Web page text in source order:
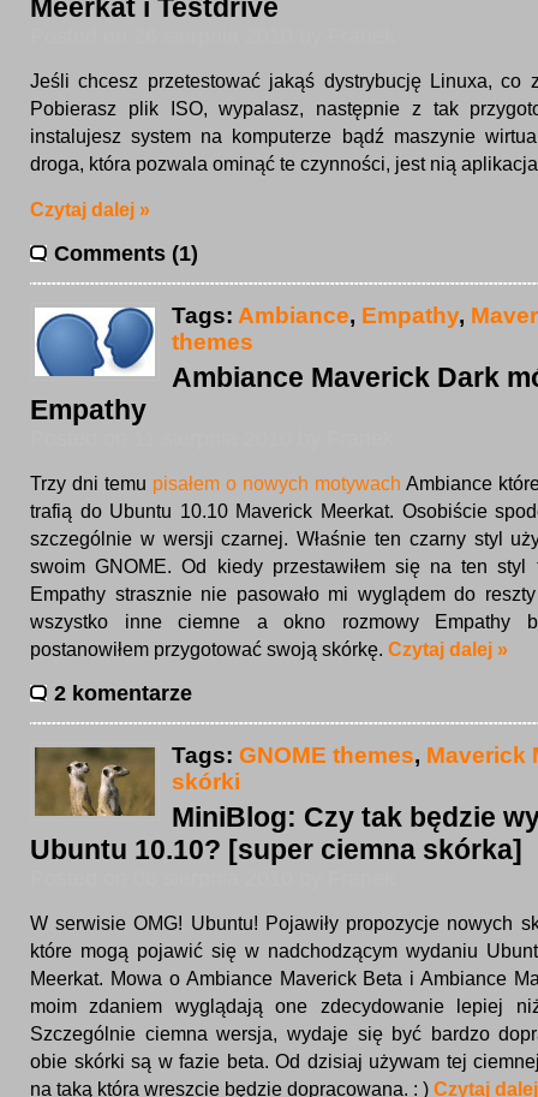
Meerkat i Testdrive
Jeśli chcesz przetestować jakąś dystrybucję Linuxa, co
Pobierasz plik ISO, wypalasz, następnie z tak
instalujesz system na komputerze bądź maszynie
droga, która pozwala ominąć te czynności, jest nią
Czytaj dalej »
Comments (1)
Tags: Ambiance, Empathy,
themes
Ambiance Maverick Dark
Empathy
Trzy dni temu pisałem o nowych motywach Ambiance
trafią do Ubuntu 10.10 Maverick Meerkat. Osobiście
szczególnie w wersji czarnej. Właśnie ten czarny styl
swoim GNOME. Od kiedy przestawiłem się na ten styl
Empathy strasznie nie pasowało mi wyglądem do
wszystko inne ciemne a okno rozmowy Empathy
postanowiłem przygotować swoją skórkę. Czytaj dalej »
2 komentarze
Tags: GNOME themes, Maverick
skórki
MiniBlog: Czy tak będzie
Ubuntu 10.10? [super ciemna skórka]
W serwisie OMG! Ubuntu! Pojawiły propozycje nowych
które mogą pojawić się w nadchodzącym wydaniu
Meerkat. Mowa o Ambiance Maverick Beta i Ambiance
moim zdaniem wyglądają one zdecydowanie lepiej
Szczególnie ciemna wersja, wydaje się być bardzo
obie skórki są w fazie beta. Od dzisiaj używam tej
na taką która wreszcie będzie dopracowana. : ) Czytaj